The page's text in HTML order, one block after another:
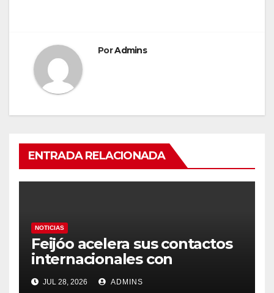
PorAdmins
ENTRADA RELACIONADA
NOTICIAS
Feijóo acelera sus contactos
internacionales con
Latinoamérica como socio
prioritario en su agenda de
JUL 28, 2026 ADMINS